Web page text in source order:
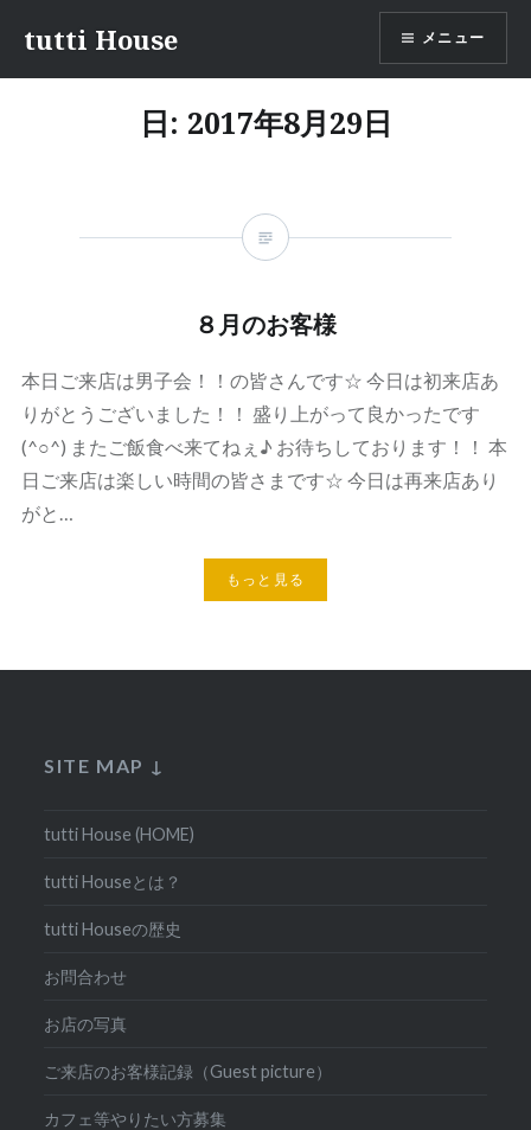
テ
tutti House メニュー
日: 2017年8月29日
８月のお客様
本日ご来店は男子会！！の皆さんです☆ 今日は初来店あ
りがとうございました！！ 盛り上がって良かったです
(^○^) またご飯食べ来てねぇ♪ お待ちしております！！ 本
日ご来店は楽しい時間の皆さまです☆ 今日は再来店あり
がと…
もっと見る
SITE MAP ↓
tutti House (HOME)
tutti Houseとは？
tutti Houseの歴史
お問合わせ
お店の写真
ご来店のお客様記録（Guest picture）
カフェ等やりたい方募集